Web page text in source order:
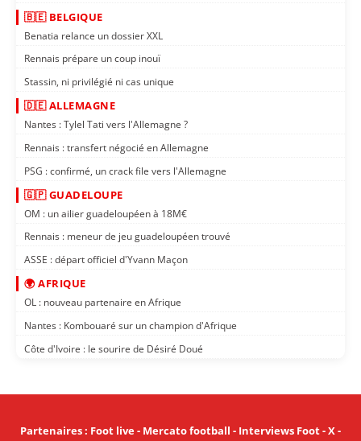
🇧🇪 BELGIQUE
Benatia relance un dossier XXL
Rennais prépare un coup inouï
Stassin, ni privilégié ni cas unique
🇩🇪 ALLEMAGNE
Nantes : Tylel Tati vers l'Allemagne ?
Rennais : transfert négocié en Allemagne
PSG : confirmé, un crack file vers l'Allemagne
🇬🇵 GUADELOUPE
OM : un ailier guadeloupéen à 18M€
Rennais : meneur de jeu guadeloupéen trouvé
ASSE : départ officiel d'Yvann Maçon
🌍 AFRIQUE
OL : nouveau partenaire en Afrique
Nantes : Kombouaré sur un champion d'Afrique
Côte d'Ivoire : le sourire de Désiré Doué
Partenaires: Foot live- Mercato football - Interviews Foot-X-